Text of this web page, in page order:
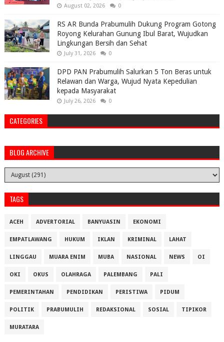
August 02, 2026 0
RS AR Bunda Prabumulih Dukung Program Gotong
Royong Kelurahan Gunung Ibul Barat, Wujudkan
Lingkungan Bersih dan Sehat
July 31, 2026 0
DPD PAN Prabumulih Salurkan 5 Ton Beras untuk
Relawan dan Warga, Wujud Nyata Kepedulian
kepada Masyarakat
July 26, 2026 0
CATEGORIES
BLOG ARCHIVE
TAGS
ACEH ADVERTORIAL BANYUASIN EKONOMI
EMPATLAWANG HUKUM IKLAN KRIMINAL LAHAT
LINGGAU MUARA ENIM MUBA NASIONAL NEWS OI
OKI OKUS OLAHRAGA PALEMBANG PALI
PEMERINTAHAN PENDIDIKAN PERISTIWA PIDUM
POLITIK PRABUMULIH REDAKSIONAL SOSIAL TIPIKOR
MURATARA